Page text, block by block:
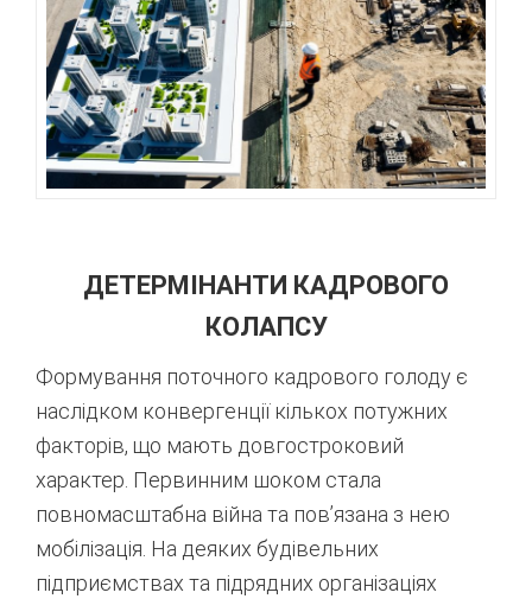
ДЕТЕРМІНАНТИ КАДРОВОГО
КОЛАПСУ
Формування поточного кадрового голоду є
наслідком конвергенції кількох потужних
факторів, що мають довгостроковий
характер. Первинним шоком стала
повномасштабна війна та пов’язана з нею
мобілізація. На деяких будівельних
підприємствах та підрядних організаціях